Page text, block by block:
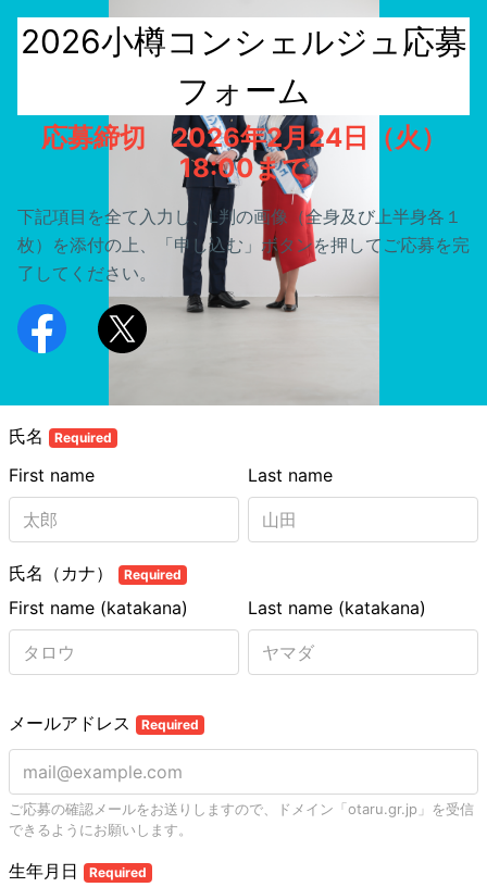
2026小樽コンシェルジュ応募
フォーム
応募締切 2026年2月24日（火）
18:00まで
下記項目を全て入力し、L判の画像（全身及び上半身各１
枚）を添付の上、「申し込む」ボタンを押してご応募を完
了してください。
氏名 Required
Last name
First name
氏名（カナ） Required
Last name (katakana)
First name (katakana)
メールアドレス Required
ご応募の確認メールをお送りしますので、ドメイン「otaru.gr.jp」を受信
できるようにお願いします。
生年月日 Required